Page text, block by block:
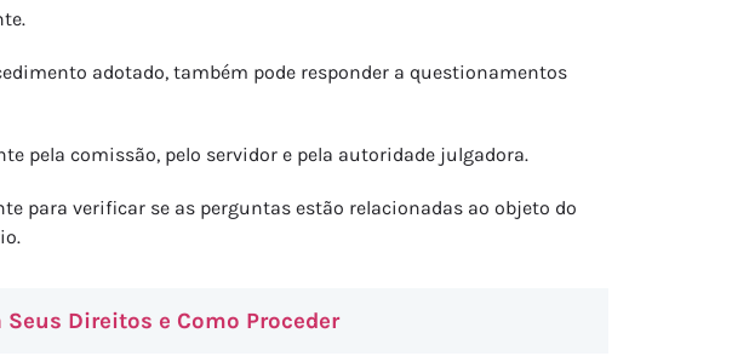
adotado, também pode responder a questionamentos
pela comissão, pelo servidor e pela autoridade julgadora.
para verificar se as perguntas estão relacionadas ao objeto do
Direitos e Como Proceder